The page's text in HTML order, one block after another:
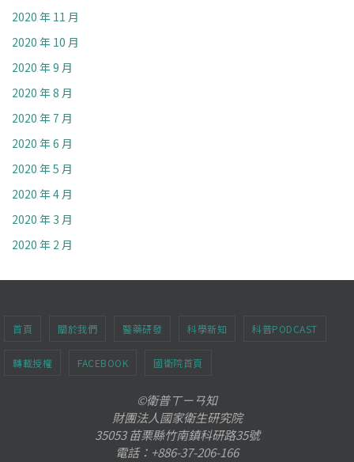
2020 年 11 月
2020 年 10 月
2020 年 9 月
2020 年 8 月
2020 年 7 月
2020 年 6 月
2020 年 5 月
2020 年 4 月
2020 年 3 月
2020 年 2 月
首頁 關於我們 醫藥研發 科學新知 科普PODCAST
轉載授權 FACEBOOK 國衛院首頁
©衛普ㄒㄧㄢ知
財團法人國家衛生研究院
35053 苗栗縣竹南鎮科研路35號
電話：+886-37-206-166